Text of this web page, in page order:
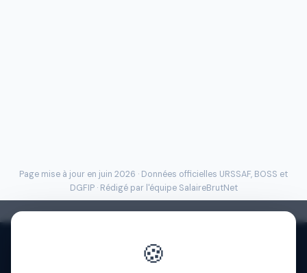
Page mise à jour en juin 2026 · Données officielles URSSAF, BOSS et
DGFIP · Rédigé par l'équipe SalaireBrutNet
🍪
Politique de confidentialité
· FAQ